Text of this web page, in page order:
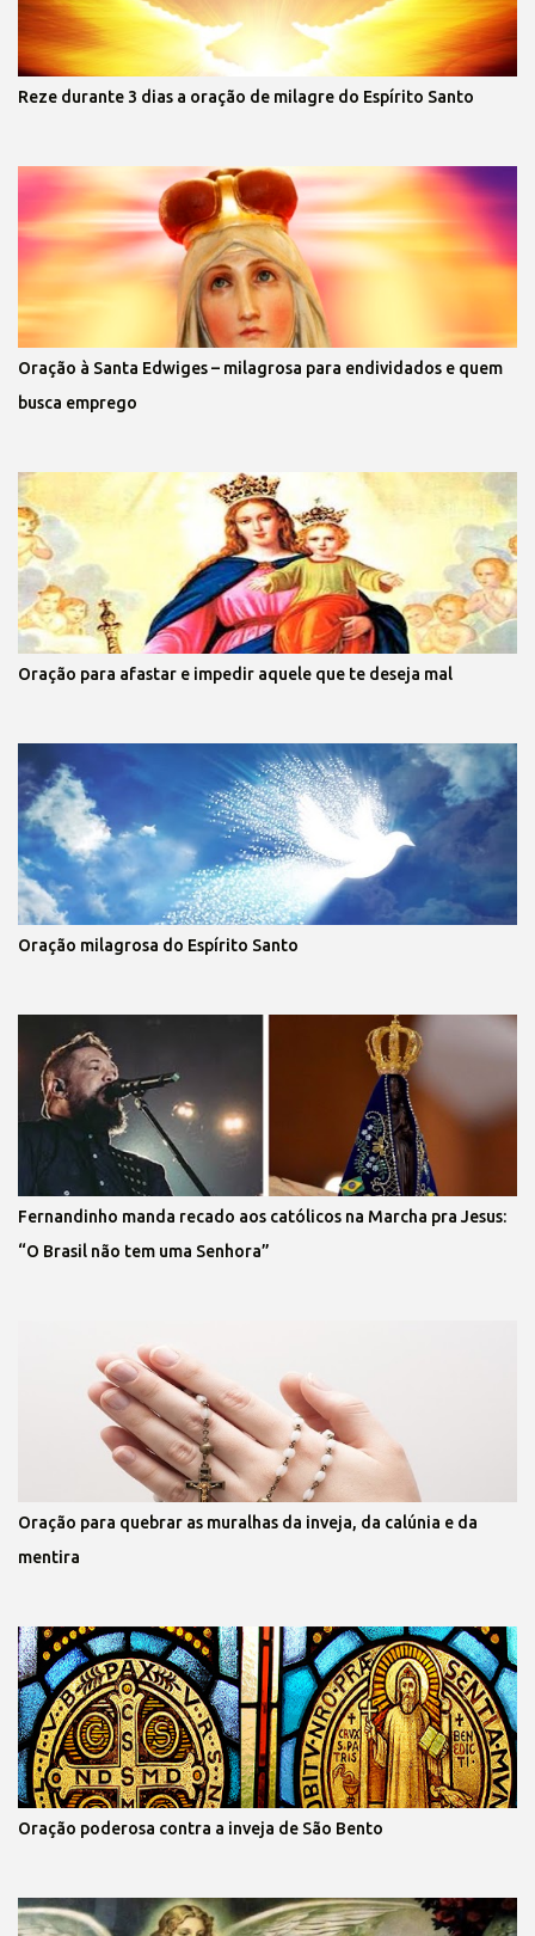
Reze durante 3 dias a oração de milagre do Espírito Santo
Oração à Santa Edwiges – milagrosa para endividados e quem
busca emprego
Oração para afastar e impedir aquele que te deseja mal
Oração milagrosa do Espírito Santo
Fernandinho manda recado aos católicos na Marcha pra Jesus:
“O Brasil não tem uma Senhora”
Oração para quebrar as muralhas da inveja, da calúnia e da
mentira
Oração poderosa contra a inveja de São Bento